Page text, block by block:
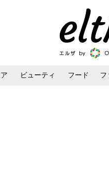
ビューティ フード フ